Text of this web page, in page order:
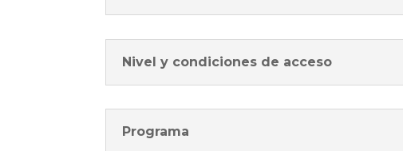
Nivel y condiciones de acceso
Programa